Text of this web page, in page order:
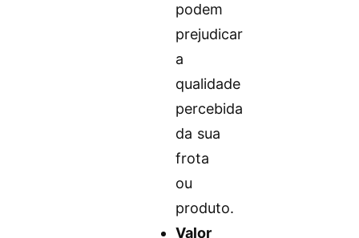
podem
prejudicar
a
qualidade
percebida
da sua
frota
ou
produto.
Valor